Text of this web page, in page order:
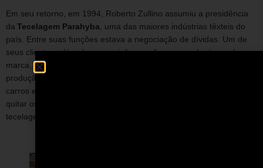
Em seu retorno, em 1994, Roberto Zullino assumiu a presidência
da Tecelagem Parahyba , uma das maiores indústrias têxteis do
país. Entre suas funções estava a negociação de dívidas. Um de
seus clientes, além de comercializar os famosos cobertores da
marca, tinha uma fábrica de buggy e aproveitava a linha de
produção para montar réplicas de carros famosos. Um desses
carros era um Porsche Spyder, que acabou sendo usado para
quitar os pagamentos atrasados. Zullino restituiu o valor à
tecelagem e ficou com o carro.